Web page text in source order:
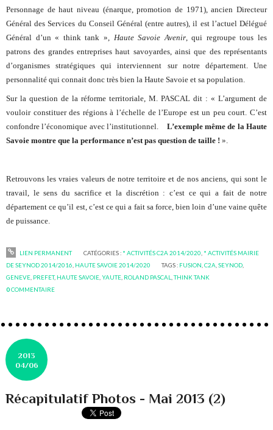
Personnage de haut niveau (énarque, promotion de 1971), ancien Directeur
Général des Services du Conseil Général (entre autres), il est l’actuel Délégué
Général d’un « think tank », Haute Savoie Avenir, qui regroupe tous les
patrons des grandes entreprises haut savoyardes, ainsi que des représentants
d’organismes stratégiques qui interviennent sur notre département. Une
personnalité qui connait donc très bien la Haute Savoie et sa population.
Sur la question de la réforme territoriale, M. PASCAL dit : « L’argument de
vouloir constituer des régions à l’échelle de l’Europe est un peu court. C’est
confondre l’économique avec l’institutionnel. L’exemple même de la Haute
Savoie montre que la performance n’est pas question de taille ! ».
Retrouvons les vraies valeurs de notre territoire et de nos anciens, qui sont le
travail, le sens du sacrifice et la discrétion : c’est ce qui a fait de notre
département ce qu’il est, c’est ce qui a fait sa force, bien loin d’une vaine quête
de puissance.
LIEN PERMANENT CATÉGORIES : * ACTIVITÉS C2A 2014/2020 * ACTIVITÉS MAIRIE
DE SEYNOD 2014/2016 HAUTE SAVOIE 2014/2020 TAGS : FUSION ,C2A ,SEYNOD
GENEVE PREFET, HAUTE SAVOIE ,YAUTE ROLAND PASCAL ,THINK TANK
0COMMENTAIRE
2013
04/06
Récapitulatif Photos - Mai 2013 (2)